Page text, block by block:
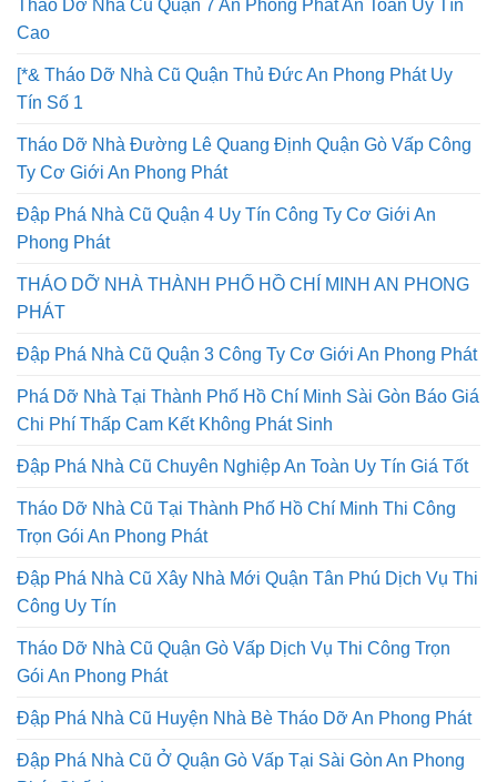
Tháo Dỡ Nhà Cũ Quận 7 An Phong Phát An Toàn Uy Tín
Cao
[*& Tháo Dỡ Nhà Cũ Quận Thủ Đức An Phong Phát Uy
Tín Số 1
Tháo Dỡ Nhà Đường Lê Quang Định Quận Gò Vấp Công
Ty Cơ Giới An Phong Phát
Đập Phá Nhà Cũ Quận 4 Uy Tín Công Ty Cơ Giới An
Phong Phát
THÁO DỠ NHÀ THÀNH PHỐ HỒ CHÍ MINH AN PHONG
PHÁT
Đập Phá Nhà Cũ Quận 3 Công Ty Cơ Giới An Phong Phát
Phá Dỡ Nhà Tại Thành Phố Hồ Chí Minh Sài Gòn Báo Giá
Chi Phí Thấp Cam Kết Không Phát Sinh
Đập Phá Nhà Cũ Chuyên Nghiệp An Toàn Uy Tín Giá Tốt
Tháo Dỡ Nhà Cũ Tại Thành Phố Hồ Chí Minh Thi Công
Trọn Gói An Phong Phát
Đập Phá Nhà Cũ Xây Nhà Mới Quận Tân Phú Dịch Vụ Thi
Công Uy Tín
Tháo Dỡ Nhà Cũ Quận Gò Vấp Dịch Vụ Thi Công Trọn
Gói An Phong Phát
Đập Phá Nhà Cũ Huyện Nhà Bè Tháo Dỡ An Phong Phát
Đập Phá Nhà Cũ Ở Quận Gò Vấp Tại Sài Gòn An Phong